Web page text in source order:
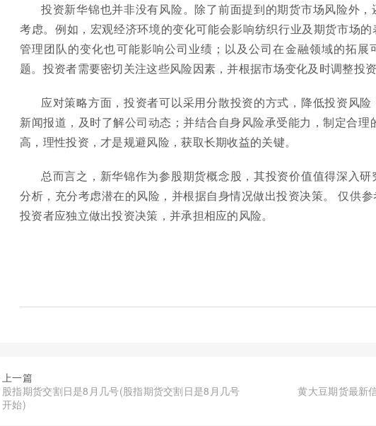
投资新华锦也并非没有风险。除了前面提到的期货市场风险外
考虑。例如，宏观经济环境的变化可能会影响纺织行业及期货市场的
管理团队的变化也可能影响公司业绩；以及公司在金融领域的拓展
题。投资者需要密切关注这些风险因素，并根据市场变化及时调整投资
应对策略方面，投资者可以采用分散投资的方式，降低投资风险
新闻报道，及时了解公司动态；并结合自身风险承受能力，制定合理
高，理性投资，才是规避风险，获取长期收益的关键。
总而言之，新华锦作为参股期货概念股，其投资价值值得深入
分析，充分考虑潜在的风险，并根据自身情况做出投资决策。 仅供参
投资者应独立做出投资决策，并承担相应的风险。
上一篇
股指期货交割日是8月几号(股指期货交割日是8月几号
开始)
黄大豆期货最新